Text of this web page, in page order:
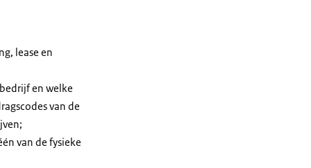
lease en
en welke
van de
van de fysieke